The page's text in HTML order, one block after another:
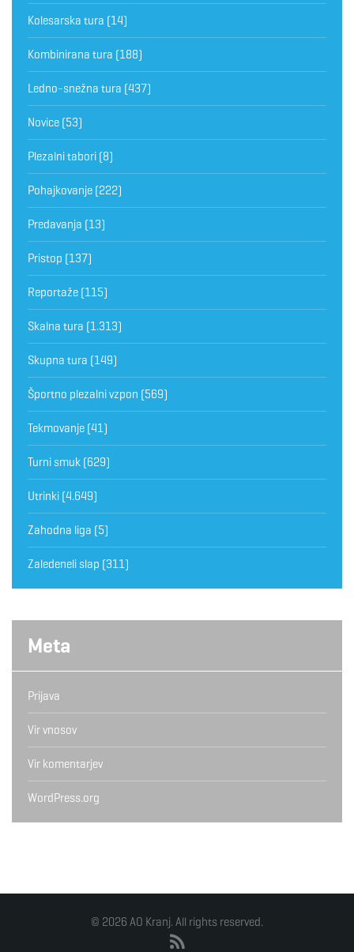
Kolesarska tura (14)
Kombinirana tura (188)
Ledno-snežna tura (437)
Novice (53)
Plezalni tabori (8)
Pohajkovanje (222)
Predavanja (13)
Pristop (137)
Reportaže (115)
Skalna tura (1.313)
Skupna tura (149)
Športno plezalni vzpon (569)
Tekmovanje (41)
Turni smuk (629)
Utrinki (4.649)
Zahodna liga (5)
Zaledeneli slap (311)
Meta
Prijava
Vir vnosov
Vir komentarjev
WordPress.org
© 2026 AO Kranj. All rights reserved.